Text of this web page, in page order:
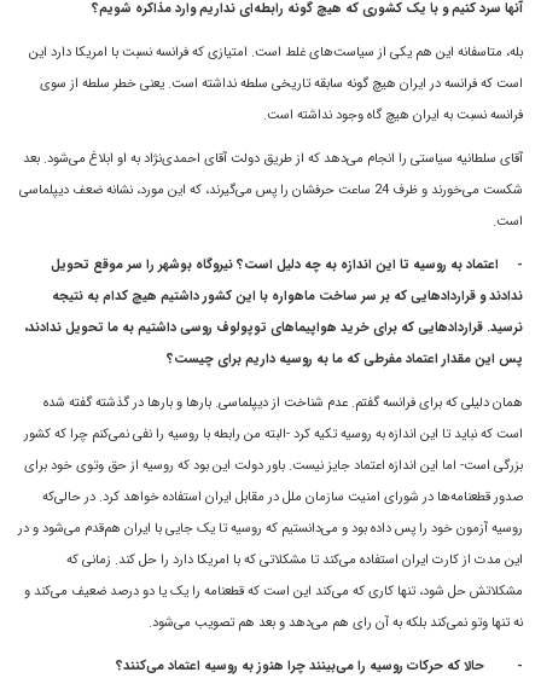
آنها سرد کنیم و با يک کشورى که هيچ گونه رابطه‌اى نداريم وارد مذاکره شويم؟
بله، متاسفانه اين هم يکى از سياست‌هاى غلط است. امتيازى که فرانسه نسبت با امريکا دارد اين
است که فرانسه در ايران هيچ گونه سابقه تاريخى سلطه نداشته است. يعنى خطر سلطه از سوى
فرانسه نسبت به ايران هيچ گاه وجود نداشته است.
آقای سلطانيه سياستى را انجام می‌دهد که از طريق دولت آقای احمدی‌نژاد‌ به او ابلاغ مى‌شود. بعد
شکست مى‌خورند و ظرف 24 ساعت حرفشان را پس مى‌گيرند، که اين مورد، نشانه ضعف ديپلماسى
است.
- اعتماد به روسيه تا اين اندازه به چه دليل است؟ نيروگاه بوشهر را سر موقع تحويل
ندادند و قرارداد‌هايى که بر سر ساخت ماهواره با اين کشور داشتيم هيچ کدام به نتيجه
نرسيد. قراردادهايى که براى خريد هواپيماهای توپولوف روسی داشتیم به ما تحویل ندادند،
پس اين مقدار اعتماد مفرطى که ما به روسيه داريم براى چيست؟
همان دليلى که براى فرانسه گفتم. عدم شناخت از دیپلماسی. بارها و بارها در گذشته گفته شده
است که نباید تا این اندازه به روسیه تکیه کرد -البته من رابطه با روسيه را نفى نمى‌کنم چرا که کشور
بزرگى است- اما اين اندازه اعتماد جایز نیست. باور دولت این بود که روسیه از حق وتوی خود برای
صدور قطعنامه‌ها در شورای امنیت سازمان ملل در مقابل ایران استفاده خواهد کرد. در حالى‌که
روسیه آزمون خود را پس داده بود و می‌دانستیم که روسيه تا يک جايى با ايران هم‌قدم مى‌شود و در
اين مدت از کارت ايران استفاده مى‌کند تا مشکلاتى که با امريکا دارد را حل ‌کند. زمانى که
مشکلاتش حل شود، تنها کاری که می‌کند این است که قطعنامه را یک یا دو درصد ضعیف می‌کند و
نه تنها وتو نمی‌کند بلکه به آن رای هم می‌دهد و بعد هم تصویب می‌شود.
- حالا که حرکات روسیه را می‌بینند چرا هنوز به روسیه اعتماد می‌کنند؟